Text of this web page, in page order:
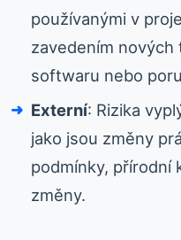
používanými v
zavedením
softwaru nebo
Externí: Rizika
jako jsou změny
podmínky, přírodní
změny.